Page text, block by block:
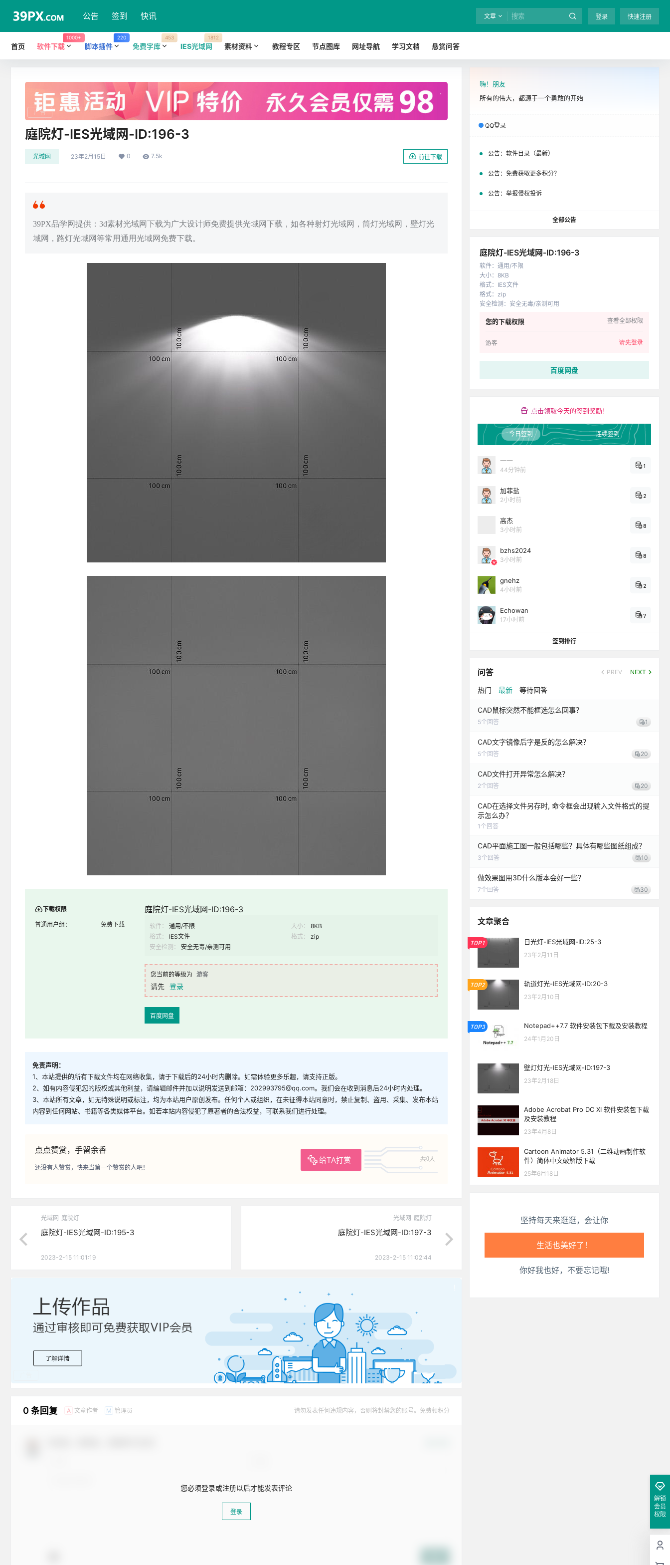
公告 签到 快讯 文章 登录 快速注册
首页 软件下载
1000+
脚本插件
220
免费字库
453
IES光域网
1812
素材资料 教程专区 节点图库 网址导航 学习文档 悬赏问答
. 全站终身免费下载！ 立即开通
广告
庭院灯-IES光域网-ID:196-3
光域网 23年2月15日 0 7.5k 前往下载
39PX品学网提供：3d素材光域网下载为广大设计师免费提供光域网下载，如各种射灯光域网，筒灯光域网，壁灯光
域网，路灯光域网等常用通用光域网免费下载。
下载权限
普通用户组： 免费下载
庭院灯-IES光域网-ID:196-3
软件： 通用/不限 大小：
8KB
格式：
IES文件 格式：
zip
安全检测：
安全无毒/亲测可用
您当前的等级为 游客
请先 登录
百度网盘
免责声明：
1、本站提供的所有下载文件均在网络收集，请于下载后的24小时内删除。如需体验更多乐趣，请支持正版。
2、如有内容侵犯您的版权或其他利益，请编辑邮件并加以说明发送到邮箱：202993795@qq.com。我们会在收到消息后24小时内处理。
3、本站所有文章，如无特殊说明或标注，均为本站用户原创发布。任何个人或组织，在未征得本站同意时，禁止复制、盗用、采集、发布本站
内容到任何网站、书籍等各类媒体平台。如若本站内容侵犯了原著者的合法权益，可联系我们进行处理。
点点赞赏，手留余香
给TA打赏 共0人
还没有人赞赏，快来当第一个赞赏的人吧！
光域网 庭院灯
庭院灯-IES光域网-ID:195-3
2023-2-15 11:01:19
光域网 庭院灯
庭院灯-IES光域网-ID:197-3
2023-2-15 11:02:44
0 条回复 A 文章作者 M 管理员 请勿发表任何违规内容，否则将封禁您的账号。免费领积分
您必须登录或注册以后才能发表评论
登录
嗨！朋友
所有的伟大，都源于一个勇敢的开始
QQ登录
公告： 软件目录（最新）
公告： 免费获取更多积分？
公告： 举报侵权投诉
全部公告
庭院灯-IES光域网-ID:196-3
软件： 通用/不限
大小： 8KB
格式： IES文件
格式： zip
安全检测 ： 安全无毒/亲测可用
您的下载权限 查看全部权限
游客 请先登录
百度网盘
点击领取今天的签到奖励！
今日签到 连续签到
一一
44分钟前
1
加菲盐
2小时前
2
高杰
3小时前
8
bzhs2024
3小时前
8
gnehz
4小时前
2
Echowan
17小时前
7
签到排行
问答 PREV NEXT
热门 最新 等待回答
CAD鼠标突然不能框选怎么回事？
5个回答 1
CAD文字镜像后字是反的怎么解决？
5个回答 20
CAD文件打开异常怎么解决？
2个回答 20
CAD在选择文件另存时, 命令框会出现输入文件格式的提
示怎么办？
1 个回答
CAD平面施工图一般包括哪些？具体有哪些图纸组成？
3个回答 10
做效果图用3D什么版本会好一些？
7个回答 30
文章聚合
TOP1 日光灯-IES光域网-ID:25-3
23年2月11日
TOP2 轨道灯光-IES光域网-ID:20-3
23年2月10日
TOP3 Notepad++7.7 软件安装包下载及安装教程
24年1月20日
壁灯灯光-IES光域网-ID:197-3
23年2月18日
Adobe Acrobat Pro DC XI 软件安装包下载
及安装教程
23年4月8日
Cartoon Animator 5.31（二维动画制作软
件）简体中文破解版下载
25年6月18日
坚持每天来逛逛，会让你
心情也舒畅了！
走路也有劲了！
腿也不痛了！
工作也轻松了！
你好我也好，不要忘记哦!
解锁
会员
权限